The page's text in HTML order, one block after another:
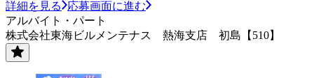
詳細を見る
応募画面に進む
アルバイト・パート
株式会社東海ビルメンテナス 熱海支店 初島【510】